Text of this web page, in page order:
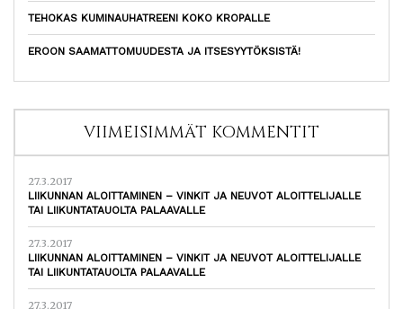
TEHOKAS KUMINAUHATREENI KOKO KROPALLE
EROON SAAMATTOMUUDESTA JA ITSESYYTÖKSISTÄ!
VIIMEISIMMÄT KOMMENTIT
27.3.2017
LIIKUNNAN ALOITTAMINEN – VINKIT JA NEUVOT ALOITTELIJALLE
TAI LIIKUNTATAUOLTA PALAAVALLE
27.3.2017
LIIKUNNAN ALOITTAMINEN – VINKIT JA NEUVOT ALOITTELIJALLE
TAI LIIKUNTATAUOLTA PALAAVALLE
27.3.2017